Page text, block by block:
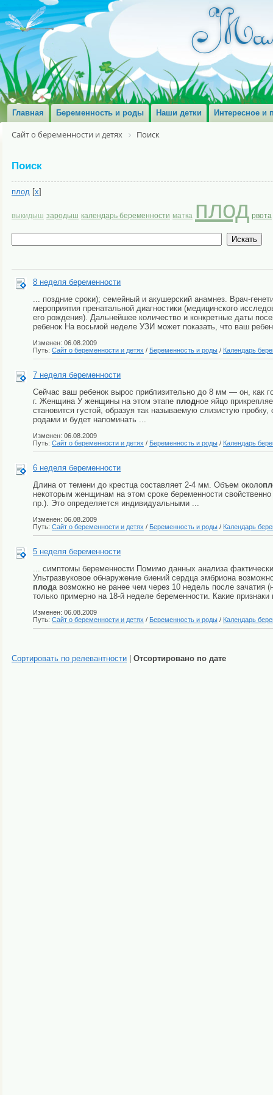
Главная Беременность и роды Наши детки Интересное и
Сайт о беременности и детях Поиск
Поиск
плод [x]
выкидыш зародыш календарь беременности матка плод рвота
8 неделя беременности
... поздние сроки); семейный и акушерский анамнез. Врач-
мероприятия пренатальной диагностики (медицинского
его рождения). Дальнейшее количество и конкретные даты
ребенок На восьмой неделе УЗИ может показать, что ваш
Изменен: 06.08.2009
Путь: Сайт о беременности и детях / Беременность и роды / Календарь
7 неделя беременности
Сейчас ваш ребенок вырос приблизительно до 8 мм — он, как
г. Женщина У женщины на этом этапе плодное яйцо
становится густой, образуя так называемую слизистую
родами и будет напоминать ...
Изменен: 06.08.2009
Путь: Сайт о беременности и детях / Беременность и роды / Календарь
6 неделя беременности
Длина от темени до крестца составляет 2-4 мм. Объем около
некоторым женщинам на этом сроке беременности
пр.). Это определяется индивидуальными ...
Изменен: 06.08.2009
Путь: Сайт о беременности и детях / Беременность и роды / Календарь
5 неделя беременности
... симптомы беременности Помимо данных анализа
Ультразвуковое обнаружение биений сердца эмбриона
плода возможно не ранее чем через 10 недель после зачатия
только примерно на 18-й неделе беременности. Какие
Изменен: 06.08.2009
Путь: Сайт о беременности и детях / Беременность и роды / Календарь
Сортировать по релевантности Отсортировано по дате